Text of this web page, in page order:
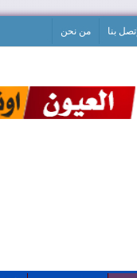
إتصل بنا من نحن